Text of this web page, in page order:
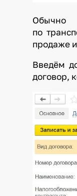
Обычно
по
продаже
Введём
договор,